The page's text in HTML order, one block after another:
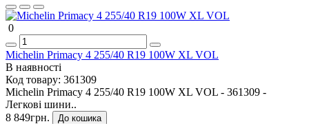
0
Michelin Primacy 4 255/40 R19 100W XL VOL
В наявності
Код товару: 361309
Michelin Primacy 4 255/40 R19 100W XL VOL - 361309 -
Легкові шини..
8 849грн.
До кошика